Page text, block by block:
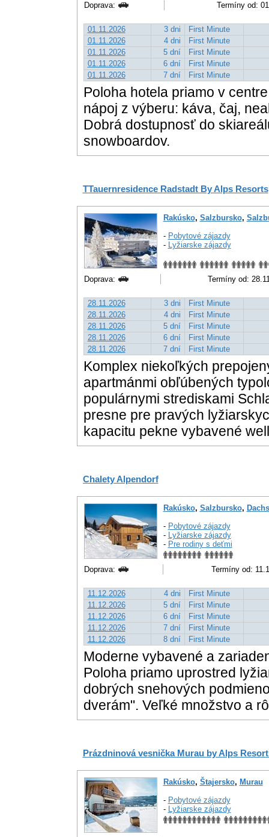
Doprava: Termíny od:
01.11.2026 3 dni
First Minute
01.11.2026
4 dni
First Minute
01.11.2026
5 dní
First Minute
01.11.2026
6 dní
First Minute
01.11.2026
7 dní First Minute
Poloha hotela priamo v
nápoj z výberu: káva, čaj,
Dobrá dostupnosť do
snowboardov.
TTauernresidence Radstadt By Alps Resorts
Rakúsko, Salzbursko,
- Pobytové zájazdy
- Lyžiarske zájazdy
Doprava: Termíny od:
28.11.2026 3 dni
First Minute
28.11.2026
4 dni
First Minute
28.11.2026
5 dní First Minute
28.11.2026
6 dní First Minute
28.11.2026
7 dní First Minute
Komplex niekoľkých
apartmánmi obľúbených
populárnymi strediskami
presne pre pravých
kapacitu pekne vybavené
Chalety Alpendorf
Rakúsko, Salzbursko,
- Pobytové zájazdy
- Lyžiarske zájazdy
- Pre rodiny s deťmi
Doprava: Termíny od:
11.12.2026 4 dni
First Minute
11.12.2026
5 dní
First Minute
11.12.2026
6 dní First Minute
11.12.2026
7 dní First Minute
11.12.2026
8 dní First Minute
Moderne vybavené a
Poloha priamo uprostred
dobrých snehových
dverám". Veľké množstvo a
Prázdninová vesnička Murau by Alps
Rakúsko, Štajersko, Murau
- Pobytové zájazdy
- Lyžiarske zájazdy